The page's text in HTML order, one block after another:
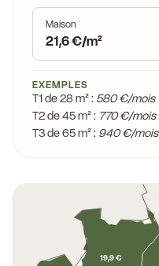
Maison
21,6 €/m²
EXEMPLES
T1 de 28 m² : 580 €/mois
T2 de 45 m² : 770 €/mois
T3 de 65 m² : 940 €/mois
19,9 €